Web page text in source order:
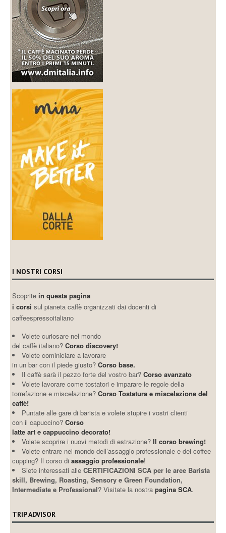
I NOSTRI CORSI
Scopritein questa pagina
i corsi sul pianeta caffè organizzati dai docenti di
caffeespressoitaliano
Volete curiosare nel mondo
del caffè italiano? Corso discovery!
Volete cominiciare a lavorare
in un bar con il piede giusto? Corso base.
Il caffè sarà il pezzo forte del vostro bar?Corso avanzato
Volete lavorare come tostatori e imparare le regole della
torrefazione e miscelazione?Corso Tostatura e miscelazione del
caffè!
Puntate alle gare di barista e volete stupire i vostri clienti
con il capuccino?Corso
latte art e cappuccino decorato!
Volete scoprire i nuovi metodi di estrazione?Il corso brewing!
Volete entrare nel mondo dell’assaggio professionale e del coffee
cupping? Il corso diassaggio professionale!
Siete interessati alleCERTIFICAZIONI SCA per le aree Barista
skill, Brewing, Roasting, Sensory e Green Foundation,
Intermediate e Professional? Visitate la nostrapagina SCA.
TRIP ADVISOR